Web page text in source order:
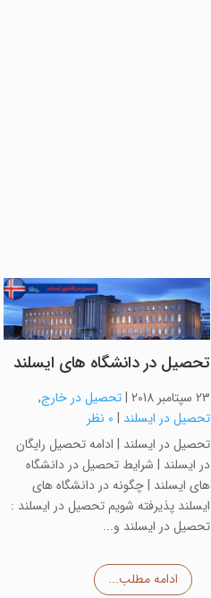
تحصیل در دانشگاه های ایسلند
23 سپتامبر 2018 |تحصیل در خارج,
تحصیل در ایسلند | 0 نظر
تحصیل در ایسلند | ادامه تحصیل رایگان
در ایسلند | شرایط تحصیل در دانشگاه
های ایسلند | چگونه در دانشگاه های
ایسلند پذیرفته شویم تحصیل در ایسلند :
تحصیل در ایسلند و...
ادامه مطلب...